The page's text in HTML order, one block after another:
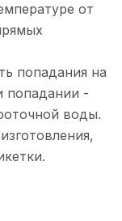
от
попадания на
попадании -
воды.